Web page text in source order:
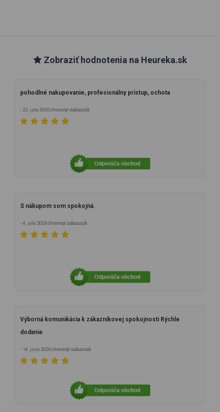
Zobraziť hodnotenia na Heureka.sk
pohodlné nakupovanie, profesionálny prístup, ochota
- 22. júla 2026Overený zákazník
S nákupom som spokojná.
- 4. júla 2026Overený zákazník
Výborná komunikácia k zákazníkovej spokojnosti Rýchle
dodanie
- 14. júna 2026Overený zákazník